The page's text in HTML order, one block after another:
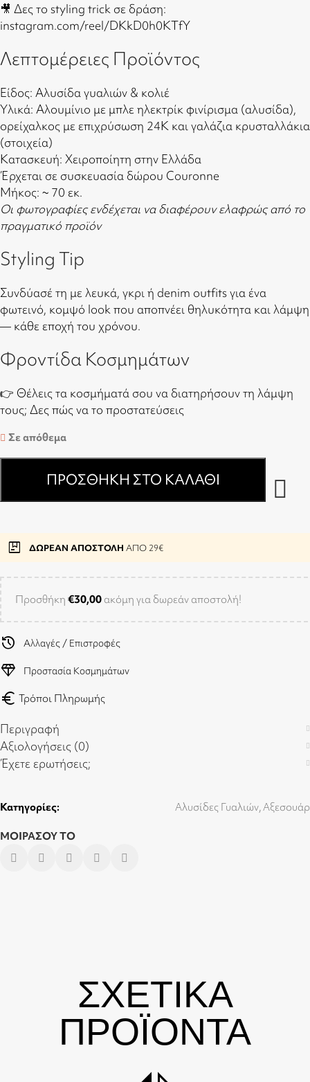
🎥 Δες το styling trick σε δράση:
instagram.com/reel/DKkD0h0KTfY
Λεπτομέρειες Προϊόντος
Είδος: Αλυσίδα γυαλιών & κολιέ
Υλικά: Αλουμίνιο με μπλε ηλεκτρίκ φινίρισμα (αλυσίδα),
ορείχαλκος με επιχρύσωση 24Κ και γαλάζια κρυσταλλάκια
(στοιχεία)
Κατασκευή: Χειροποίητη στην Ελλάδα
Έρχεται σε συσκευασία δώρου Couronne
Μήκος: ~ 70 εκ.
Οι φωτογραφίες ενδέχεται να διαφέρουν ελαφρώς από το
πραγματικό προϊόν
Styling Tip
Συνδύασέ τη με λευκά, γκρι ή denim outfits για ένα
φωτεινό, κομψό look που αποπνέει θηλυκότητα και λάμψη
— κάθε εποχή του χρόνου.
Φροντίδα Κοσμημάτων
👉 Θέλεις τα κοσμήματά σου να διατηρήσουν τη λάμψη
τους; Δες πώς να το προστατεύσεις
Σε απόθεμα
ΠΡΟΣΘΉΚΗ ΣΤΟ ΚΑΛΆΘΙ
package ΔΩΡΕΑΝ ΑΠΟΣΤΟΛΗ ΑΠΟ 29€
Προσθήκη €30,00 ακόμη για δωρεάν αποστολή!
history Αλλαγές / Επιστροφές
diamond Προστασία Κοσμημάτων
euro Τρόποι Πληρωμής
Περιγραφή
Αξιολογήσεις (0)
Έχετε ερωτήσεις;
Κατηγορίες: Αλυσίδες Γυαλιών,Αξεσουάρ
ΜΟΙΡΑΣΟΥ ΤΟ
ΣΧΕΤΙΚΑ
ΠΡΟΪΟΝΤΑ